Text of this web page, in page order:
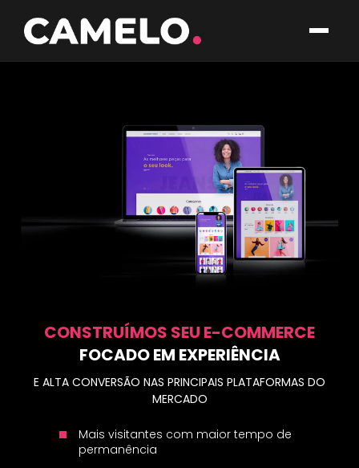
CONSTRUÍMOS SEU E-COMMERCE
FOCADO EM EXPERIÊNCIA
E ALTA CONVERSÃO NAS PRINCIPAIS PLATAFORMAS DO
MERCADO
Mais visitantes com maior tempo de
permanência